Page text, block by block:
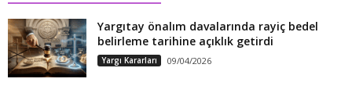
Yargıtay önalım davalarında rayiç bedel
belirleme tarihine açıklık getirdi
Yargı Kararları 09/04/2026